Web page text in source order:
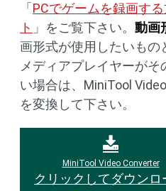
「 PCでゲームを録画す
ト 」をご覧下さい。 動画
画形式が使用したいもの
メディアプレイヤーが
い場合は、MiniTool
を変換して下さい。
MiniTool Video Converter
クリックしてダウンロ